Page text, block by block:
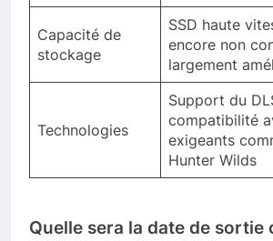
Capacité de
stockage
SSD haute
encore non
largement
Technologies
Support du
compatibilité
exigeants
Hunter Wilds
Quelle sera la date de sortie